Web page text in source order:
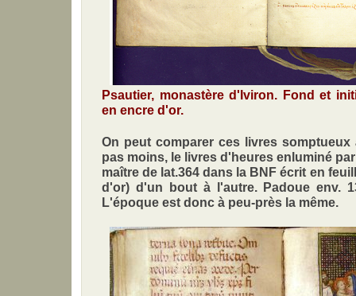
Psautier, monastère d'Iviron. Fond et
en encre d'or.
On peut comparer ces livres
pas moins, le livres d'heures enluminé
maître de lat.364 dans la BNF écrit en
d'or) d'un bout à l'autre. Padoue env.
L'époque est donc à peu-près la même.